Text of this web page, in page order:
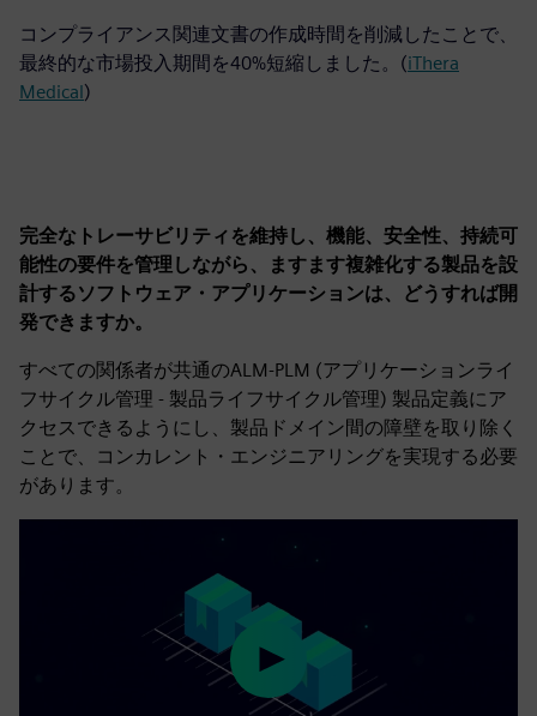
コンプライアンス関連文書の作成時間を削減したことで、
最終的な市場投入期間を40%短縮しました。(iThera
Medical)
完全なトレーサビリティを維持し、機能、安全性、持続可
能性の要件を管理しながら、ますます複雑化する製品を設
計するソフトウェア・アプリケーションは、どうすれば開
発できますか。
すべての関係者が共通のALM-PLM (アプリケーションライ
フサイクル管理 - 製品ライフサイクル管理) 製品定義にア
クセスできるようにし、製品ドメイン間の障壁を取り除く
ことで、コンカレント・エンジニアリングを実現する必要
があります。